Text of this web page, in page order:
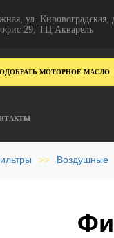
ул. Кировоградская,
29, ТЦ Акварель
МОТОРНОЕ МАСЛО
>> Воздушные